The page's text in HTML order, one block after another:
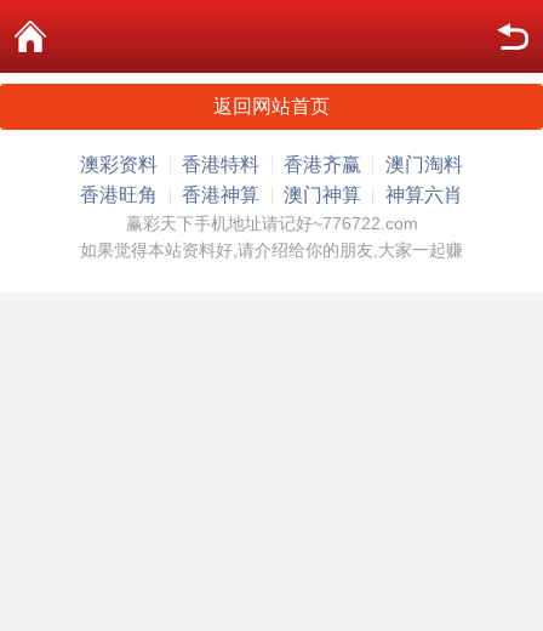
返回网站首页
澳彩资料 香港特料 香港齐赢
澳门淘料
香港旺角
香港神算 澳门神算 神算六肖
赢彩天下手机地址请记好~776722.com
如果觉得本站资料好,请介绍给你的朋友,大家一起赚